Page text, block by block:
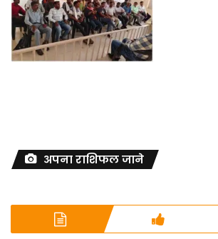
अपना राशिफल जाने